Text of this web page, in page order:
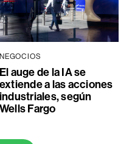
NEGOCIOS
El auge de la IA se
extiende a las acciones
industriales, según
Wells Fargo